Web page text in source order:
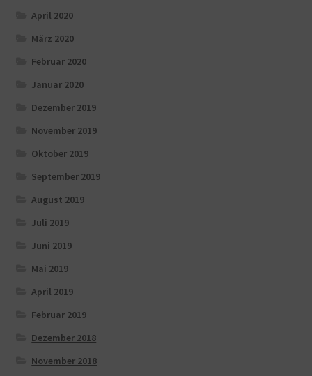
April 2020
März 2020
Februar 2020
Januar 2020
Dezember 2019
November 2019
Oktober 2019
September 2019
August 2019
Juli 2019
Juni 2019
Mai 2019
April 2019
Februar 2019
Dezember 2018
November 2018